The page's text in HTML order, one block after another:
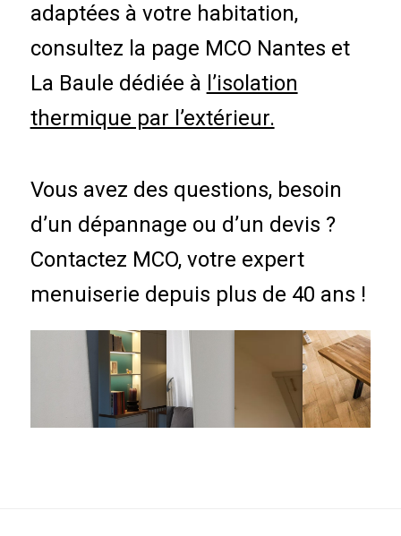
adaptées à votre habitation,
consultez la page MCO Nantes et
La Baule dédiée à l’isolation
thermique par l’extérieur.
Vous avez des questions, besoin
d’un dépannage ou d’un devis ?
Contactez MCO, votre expert
menuiserie depuis plus de 40 ans !